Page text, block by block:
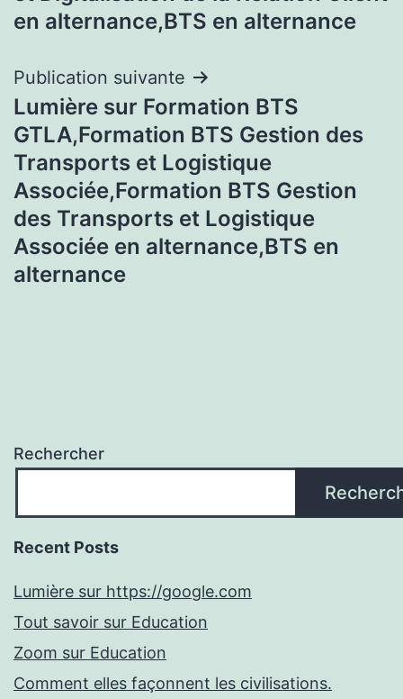
en alternance,BTS en alternance
Publication suivante
Lumière sur Formation BTS
GTLA,Formation BTS Gestion des
Transports et Logistique
Associée,Formation BTS Gestion
des Transports et Logistique
Associée en alternance,BTS en
alternance
Rechercher
Recent Posts
Lumière sur https://google.com
Tout savoir sur Education
Zoom sur Education
Comment elles façonnent les civilisations.